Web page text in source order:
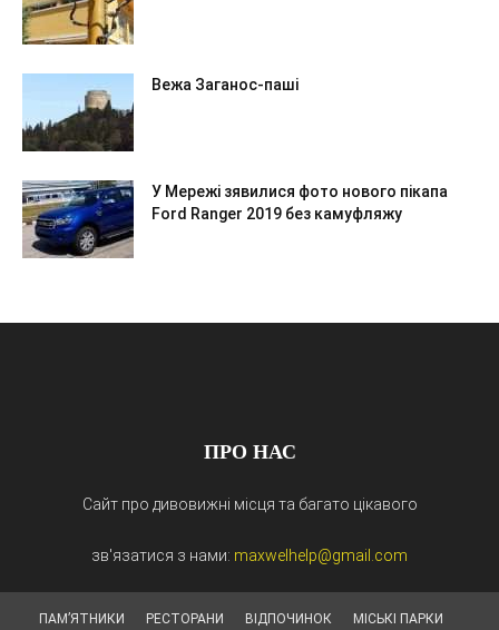
Вежа Заганос-паші
У Мережі зявилися фото нового пікапа
Ford Ranger 2019 без камуфляжу
ПРО НАС
Сайт про дивовижні місця та багато цікавого
зв'язатися з нами: maxwelhelp@gmail.com
ПАМ’ЯТНИКИ РЕСТОРАНИ ВІДПОЧИНОК МІСЬКІ ПАРКИ